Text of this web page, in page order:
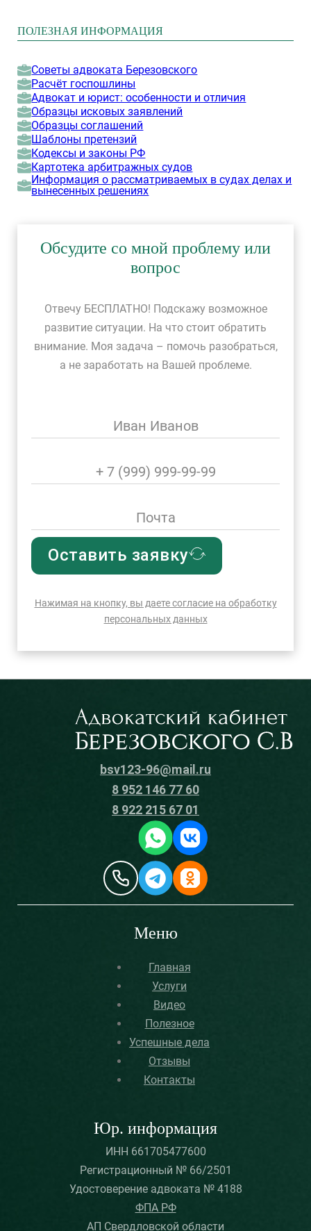
ПОЛЕЗНАЯ ИНФОРМАЦИЯ
Советы адвоката Березовского
Расчёт госпошлины
Адвокат и юрист: особенности и отличия
Образцы исковых заявлений
Образцы соглашений
Шаблоны претензий
Кодексы и законы РФ
Картотека арбитражных судов
Информация о рассматриваемых в судах делах и
вынесенных решениях
Обсудите со мной проблему или
вопрос
Отвечу БЕСПЛАТНО! Подскажу возможное
развитие ситуации. На что стоит обратить
внимание. Моя задача – помочь разобраться,
а не заработать на Вашей проблеме.
Оставить заявку
Нажимая на кнопку, вы даете согласие на обработку
персональных данных
bsv123-96@mail.ru
8 952 146 77 60
8 922 215 67 01
Меню
Главная
Услуги
Видео
Полезное
Успешные дела
Отзывы
Контакты
Юр. информация
ИНН 661705477600
Регистрационный № 66/2501
Удостоверение адвоката № 4188
ФПА РФ
АП Свердловской области